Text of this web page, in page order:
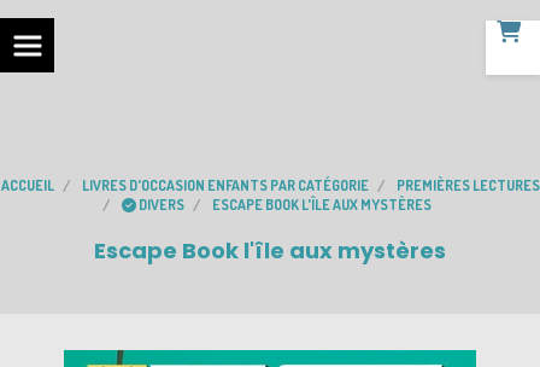
ACCUEIL LIVRES D'OCCASION ENFANTS PAR CATÉGORIE
PREMIÈRES LECTURES
DIVERS
ESCAPE BOOK L'ÎLE AUX MYSTÈRES
Escape Book l'île aux mystères